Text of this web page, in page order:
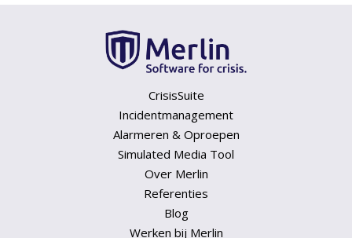
CrisisSuite
Incidentmanagement
Alarmeren & Oproepen
Simulated Media Tool
Over Merlin
Referenties
Blog
Werken bij Merlin